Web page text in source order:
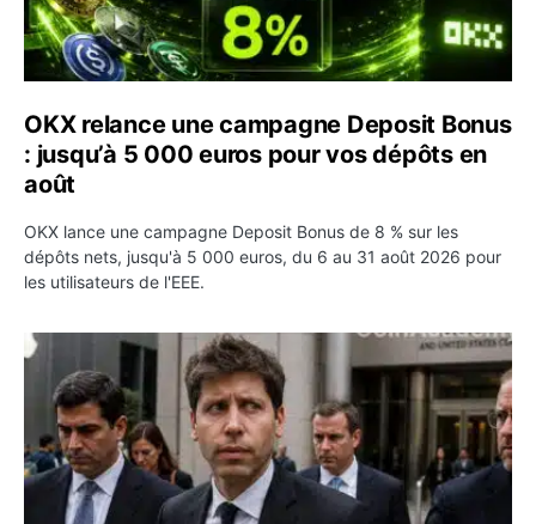
OKX relance une campagne Deposit Bonus
: jusqu’à 5 000 euros pour vos dépôts en
août
OKX lance une campagne Deposit Bonus de 8 % sur les
dépôts nets, jusqu'à 5 000 euros, du 6 au 31 août 2026 pour
les utilisateurs de l'EEE.
OpenAI demande le rejet de la plainte d’Apple et